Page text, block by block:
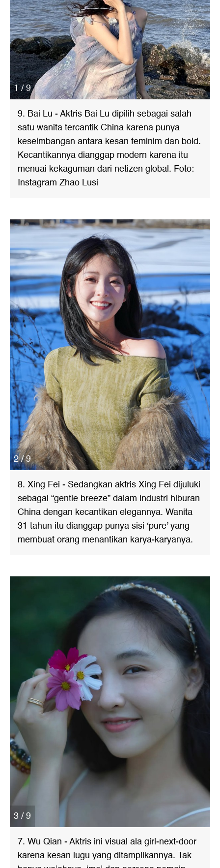
1 / 9
9. Bai Lu - Aktris Bai Lu dipilih sebagai salah
satu wanita tercantik China karena punya
keseimbangan antara kesan feminim dan bold.
Kecantikannya dianggap modern karena itu
menuai kekaguman dari netizen global. Foto:
Instagram Zhao Lusi
2 / 9
8. Xing Fei - Sedangkan aktris Xing Fei dijuluki
sebagai “gentle breeze” dalam industri hiburan
China dengan kecantikan elegannya. Wanita
31 tahun itu dianggap punya sisi ‘pure’ yang
membuat orang menantikan karya-karyanya.
3 / 9
7. Wu Qian - Aktris ini visual ala girl-next-door
karena kesan lugu yang ditampilkannya. Tak